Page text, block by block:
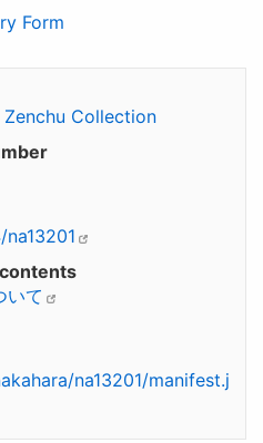
Form
Zenchu Collection
いて
na13201/manifest.j